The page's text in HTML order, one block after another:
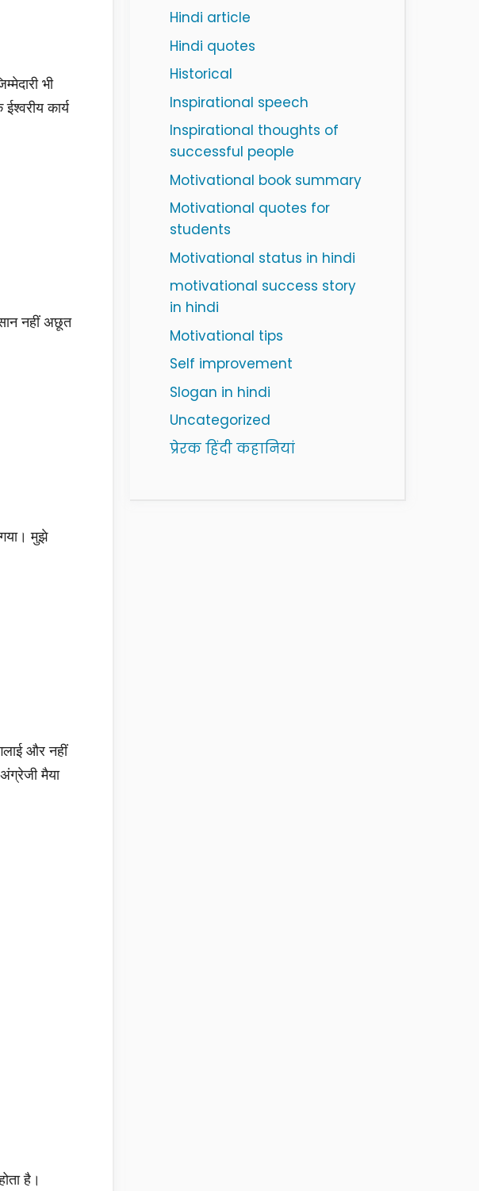
भी
कार्य
नहीं अछूत
गया। मुझे
और नहीं
मैया
है।
Hindi article
Hindi quotes
Historical
Inspirational speech
Inspirational thoughts of
successful people
Motivational book summary
Motivational quotes for
students
Motivational status in hindi
motivational success story
in hindi
Motivational tips
Self improvement
Slogan in hindi
Uncategorized
प्रेरक हिंदी कहानियां